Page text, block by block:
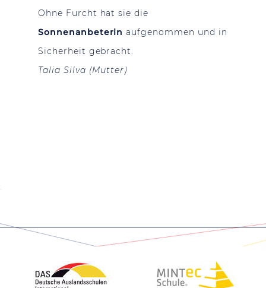
Ohne Furcht hat sie die
Sonnenanbeterinaufgenommen und in
Sicherheit gebracht.
Talia Silva (Mutter)